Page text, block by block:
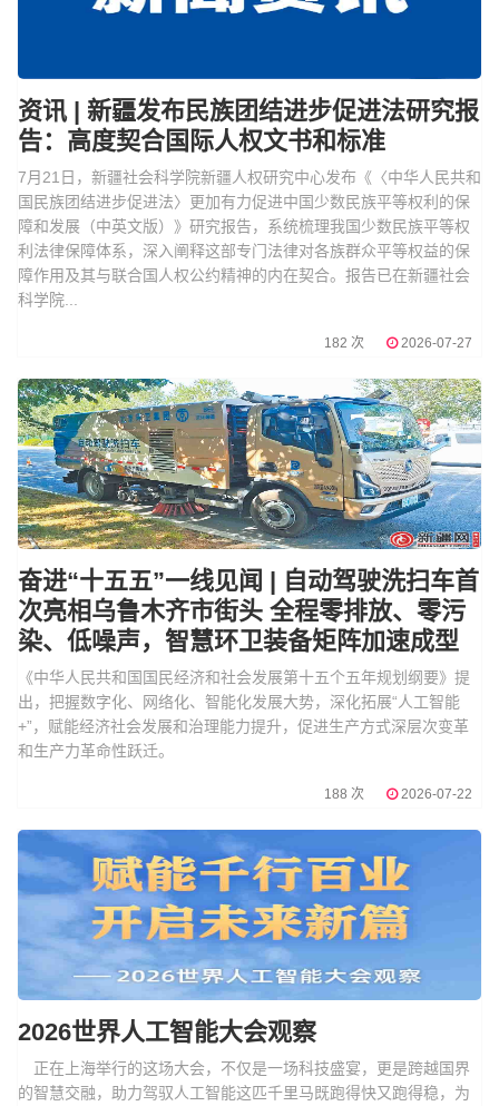
资讯 | 新疆发布民族团结进步促进法研究报
告：高度契合国际人权文书和标准
7月21日，新疆社会科学院新疆人权研究中心发布《〈中华人民共和
国民族团结进步促进法〉更加有力促进中国少数民族平等权利的保
障和发展（中英文版）》研究报告，系统梳理我国少数民族平等权
利法律保障体系，深入阐释这部专门法律对各族群众平等权益的保
障作用及其与联合国人权公约精神的内在契合。报告已在新疆社会
科学院...
182 次 2026-07-27
奋进“十五五”一线见闻 | 自动驾驶洗扫车首
次亮相乌鲁木齐市街头 全程零排放、零污
染、低噪声，智慧环卫装备矩阵加速成型
《中华人民共和国国民经济和社会发展第十五个五年规划纲要》提
出，把握数字化、网络化、智能化发展大势，深化拓展“人工智能
+”，赋能经济社会发展和治理能力提升，促进生产方式深层次变革
和生产力革命性跃迁。
188 次 2026-07-22
2026世界人工智能大会观察
正在上海举行的这场大会，不仅是一场科技盛宴，更是跨越国界
的智慧交融，助力驾驭人工智能这匹千里马既跑得快又跑得稳，为